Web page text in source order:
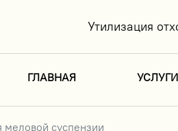
Утилизация
ГЛАВНАЯ УСЛУГИ
меловой суспензии